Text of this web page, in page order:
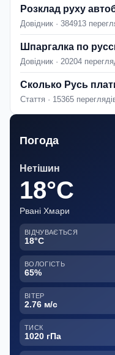
Розклад руху
Довідник · 384913
Шпаргалка по
Довідник · 20204
Сколько Русь
Стаття · 15365
Погода
Нетішин
18°C
Рвані Хмари
ВІДЧУВАЄТЬСЯ
18°C
ВОЛОГІСТЬ
65%
ВІТЕР
2.76 м/с
ТИСК
1020 гПа